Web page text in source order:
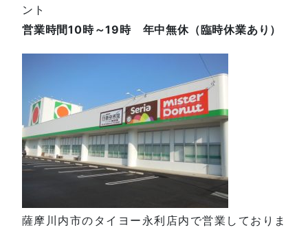
ント
営業時間10時～19時 年中無休（臨時休業あり）
薩摩川内市のタイヨー永利店内で営業しておりま